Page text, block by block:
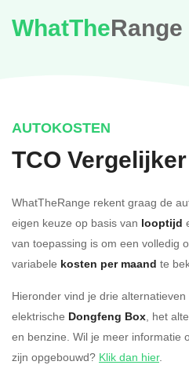
WhatTheRange
AUTOKOSTEN
TCO Vergelijker
WhatTheRange rekent graag de
eigen keuze op basis van looptijd
van toepassing is om een volledig
variabele kosten per maand te
Hieronder vind je drie
elektrische Dongfeng Box, het
en benzine. Wil je meer informatie
zijn opgebouwd? Klik dan hier.